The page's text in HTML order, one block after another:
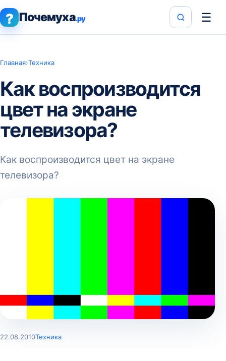
? Почемуха.ру ☰
Главная›Техника
Как воспроизводится
цвет на экране
телевизора?
Как воспроизводится цвет на экране
телевизора?
22.08.2010Техника